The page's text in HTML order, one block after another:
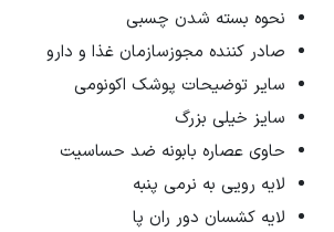
نحوه بسته شدن چسبی
صادر کننده مجوزسازمان غذا و دارو
سایر توضیحات پوشک اکونومی
سایز خیلی بزرگ
حاوی عصاره بابونه ضد حساسیت
لایه رویی به نرمی پنبه
لایه کشسان دور ران پا